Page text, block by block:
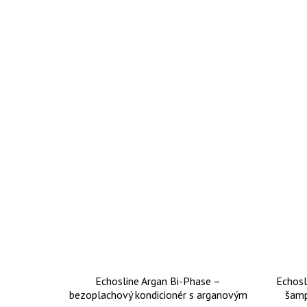
Echosline Argan Bi-Phase –
bezoplachový kondicionér s arganovým